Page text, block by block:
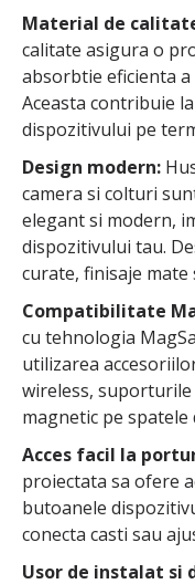
Material de
calitate asigura o
absorbtie eficienta
Aceasta contribuie
dispozitivului pe
Design modern:
camera si colturi
elegant si modern,
dispozitivului tau.
curate, finisaje
Compatibilitate
cu tehnologia
utilizarea
wireless, suporturile
magnetic pe
Acces facil la
proiectata sa ofere
butoanele
conecta casti sau
Usor de instalat si